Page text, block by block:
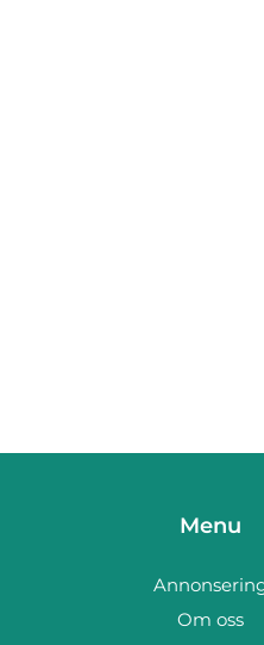
Menu
Om oss